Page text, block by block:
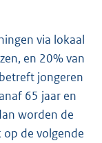
via lokaal
en 20% van
jongeren
65 jaar en
worden de
de volgende